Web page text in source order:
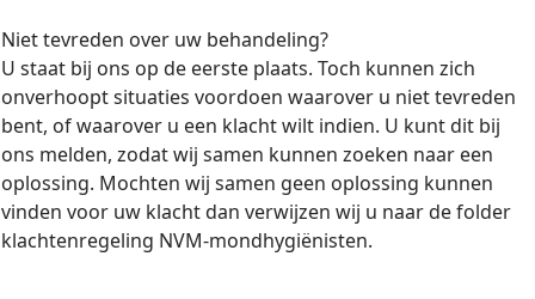
Niet tevreden over uw behandeling?
U staat bij ons op de eerste plaats. Toch kunnen zich
onverhoopt situaties voordoen waarover u niet tevreden
bent, of waarover u een klacht wilt indien. U kunt dit bij
ons melden, zodat wij samen kunnen zoeken naar een
oplossing. Mochten wij samen geen oplossing kunnen
vinden voor uw klacht dan verwijzen wij u naar de folder
klachtenregeling NVM-mondhygiënisten.